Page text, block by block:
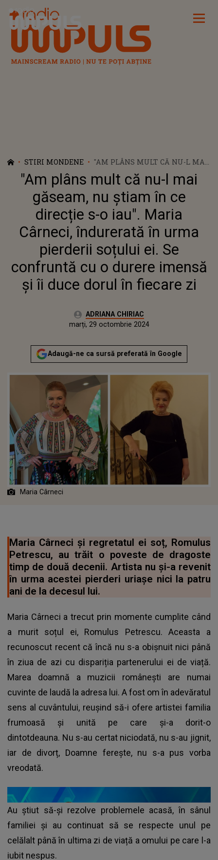
Radio Impuls
STIRI MONDENE
"AM PLÂNS MULT CĂ NU-L MAI
GĂSEAM, NU ȘTIAM ÎN CE
DIRECȚIE S-O IAU". MARIA
CÂRNECI, ÎNDURERATĂ ÎN
URMA PIERDERII SOȚULUI EI.
SE CONFRUNTĂ CU O DURERE
FIECARE ZI
"Am plâns mult că nu-l mai
găseam, nu știam în ce
direcție s-o iau". Maria
Cârneci, îndurerată în urma
pierderii soțului ei. Se
confruntă cu o durere imensă
și îi duce dorul în fiecare zi
Autor:ADRIANA CHIRIAC
duminică, 29 octombrie 2023
Actualizat:
marți, 29 octombrie 2024
Adaugă-ne ca sursă preferată în Google
Maria Cârneci
Maria Cârneci și regretatul ei soț, Romulus
Petrescu, au trăit o poveste de dragoste
timp de două decenii. Artista nu și-a revenit
în urma acestei pierderi uriașe nici la patru
ani de la decesul lui.
Maria Cârneci a trecut prin momente cumplite când
a murit soțul ei, Romulus Petrescu. Aceasta a
recunoscut recent că încă nu s-a obișnuit nici până
în ziua de azi cu dispariția partenerului ei de viață.
Marea doamnă a muzicii românești are numai
cuvinte de laudă la adresa lui. A fost om în adevăratul
sens al cuvântului, reușind să-i ofere artistei familia
frumoasă și unită pe care și-a dorit-o
dintotdeauna. Nu s-au certat niciodată, nu s-au jignit,
iar de divorț, Doamne ferește, nu s-a pus vorba
vreodată.
Au știut să-și rezolve problemele acasă, în sânul
familiei și au continuat să se respecte unul pe
celălalt până în ultima zi de viață a omului pe care l-a
iubit nespus.